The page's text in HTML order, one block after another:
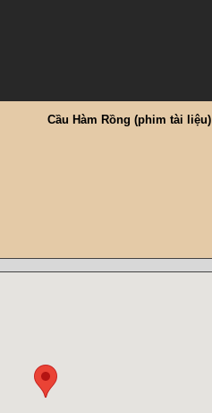
Cầu Hàm Rồng (phim tài liệu)